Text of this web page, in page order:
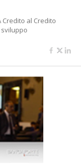
Credito al Credito